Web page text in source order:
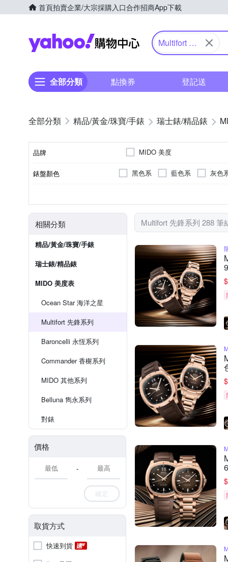
首頁拍賣企業/大宗採購入口合作招商App下載
Yahoo購物中心
Multifort 先
全部分類
點換券 登記送
精品/黃金/珠寶/手錶 瑞士錶/精品錶
品牌 MIDO 美度
錶盤顏色 黑色系 藍色系
灰色
相關分類
精品/黃金/珠寶/手錶
瑞士錶/精品錶
MIDO 美度表
Ocean Star 海洋之星
Multifort 先鋒系列
Baroncelli 永恆系列
Commander 香榭系列
MIDO 其他系列
Belluna 雋永系列
對錶
價格
-
確定
取貨方式
快速到貨
Multifort 先鋒系列 288 筆
$
$
$